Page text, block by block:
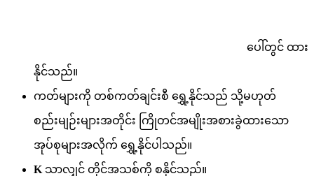
ပေါ်တွင် ထား
နိုင်သည်။
ကတ်များကို တစ်ကတ်ချင်းစီ ရွှေ့နိုင်သည် သို့မဟုတ်
စည်းမျဉ်းများအတိုင်း ကြိုတင်အမျိုးအစားခွဲထားသော
အုပ်စုများအလိုက် ရွှေ့နိုင်ပါသည်။
K သာလျှင် တိုင်အသစ်ကို စနိုင်သည်။